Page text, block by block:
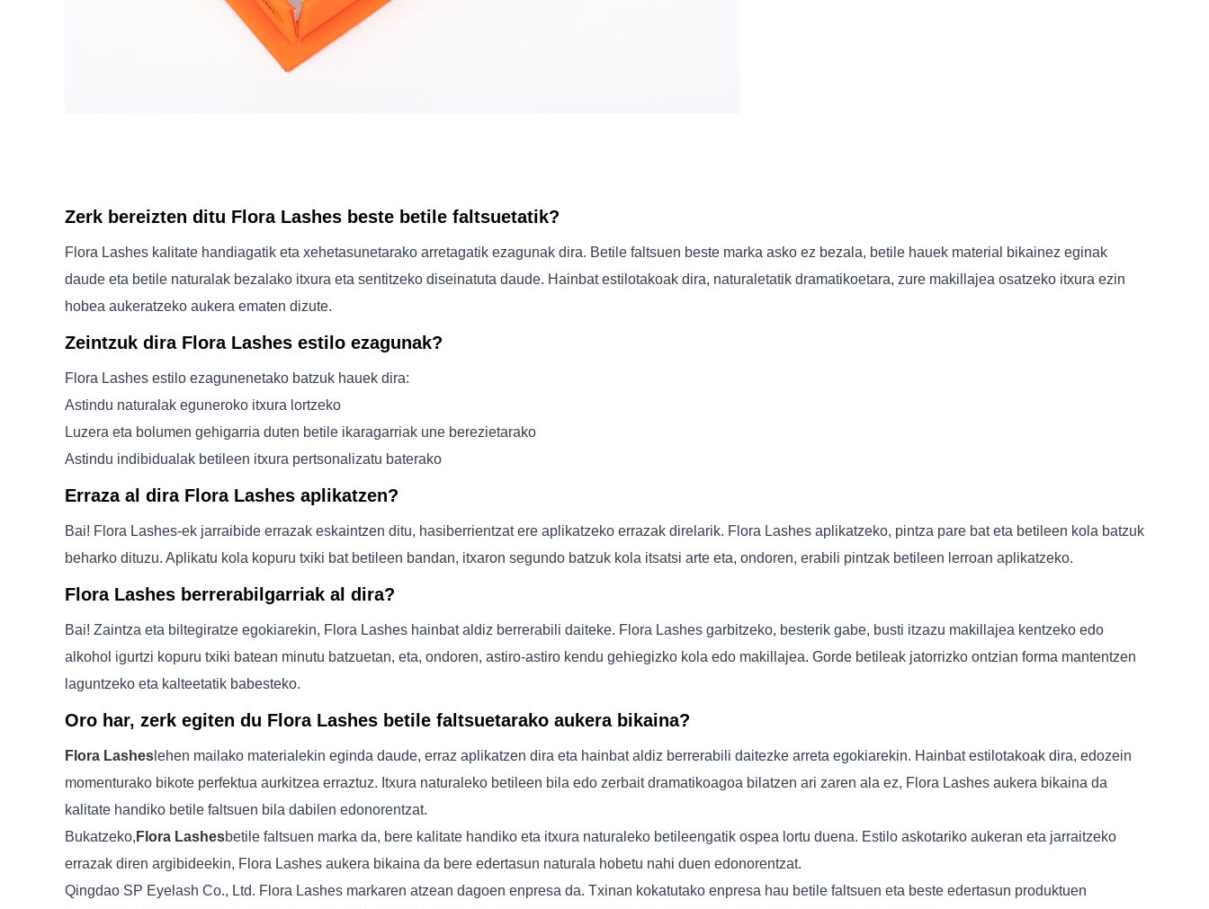
Zerk bereizten ditu Flora Lashes beste betile faltsuetatik?
Flora Lashes kalitate handiagatik eta xehetasunetarako arretagatik ezagunak dira. Betile faltsuen beste marka asko ez bezala, betile hauek material bikainez eginak
daude eta betile naturalak bezalako itxura eta sentitzeko diseinatuta daude. Hainbat estilotakoak dira, naturaletatik dramatikoetara, zure makillajea osatzeko itxura ezin
hobea aukeratzeko aukera ematen dizute.
Zeintzuk dira Flora Lashes estilo ezagunak?
Flora Lashes estilo ezagunenetako batzuk hauek dira:
Astindu naturalak eguneroko itxura lortzeko
Luzera eta bolumen gehigarria duten betile ikaragarriak une berezietarako
Astindu indibidualak betileen itxura pertsonalizatu baterako
Erraza al dira Flora Lashes aplikatzen?
Bai! Flora Lashes-ek jarraibide errazak eskaintzen ditu, hasiberrientzat ere aplikatzeko errazak direlarik. Flora Lashes aplikatzeko, pintza pare bat eta betileen kola batzuk
beharko dituzu. Aplikatu kola kopuru txiki bat betileen bandan, itxaron segundo batzuk kola itsatsi arte eta, ondoren, erabili pintzak betileen lerroan aplikatzeko.
Flora Lashes berrerabilgarriak al dira?
Bai! Zaintza eta biltegiratze egokiarekin, Flora Lashes hainbat aldiz berrerabili daiteke. Flora Lashes garbitzeko, besterik gabe, busti itzazu makillajea kentzeko edo
alkohol igurtzi kopuru txiki batean minutu batzuetan, eta, ondoren, astiro-astiro kendu gehiegizko kola edo makillajea. Gorde betileak jatorrizko ontzian forma mantentzen
laguntzeko eta kalteetatik babesteko.
Oro har, zerk egiten du Flora Lashes betile faltsuetarako aukera bikaina?
Flora Lashes lehen mailako materialekin eginda daude, erraz aplikatzen dira eta hainbat aldiz berrerabili daitezke arreta egokiarekin. Hainbat estilotakoak dira, edozein
momenturako bikote perfektua aurkitzea erraztuz. Itxura naturaleko betileen bila edo zerbait dramatikoagoa bilatzen ari zaren ala ez, Flora Lashes aukera bikaina da
kalitate handiko betile faltsuen bila dabilen edonorentzat.
Bukatzeko, Flora Lashesbetile faltsuen marka da, bere kalitate handiko eta itxura naturaleko betileengatik ospea lortu duena. Estilo askotariko aukeran eta jarraitzeko
errazak diren argibideekin, Flora Lashes aukera bikaina da bere edertasun naturala hobetu nahi duen edonorentzat.
Qingdao SP Eyelash Co., Ltd. Flora Lashes markaren atzean dagoen enpresa da. Txinan kokatutako enpresa hau betile faltsuen eta beste edertasun produktuen